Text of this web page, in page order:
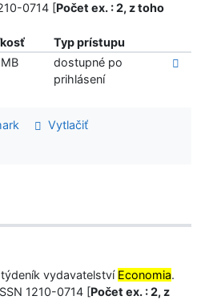
0714 [Počet ex. : 2, z toho
Typ prístupu
dostupné po
prihlásení
Vytlačiť
vydavatelství Economia.
1210-0714 [Počet ex. : 2, z